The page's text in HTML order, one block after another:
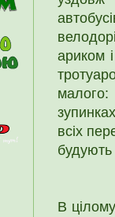
ариком
малого:
всіх
будують
В